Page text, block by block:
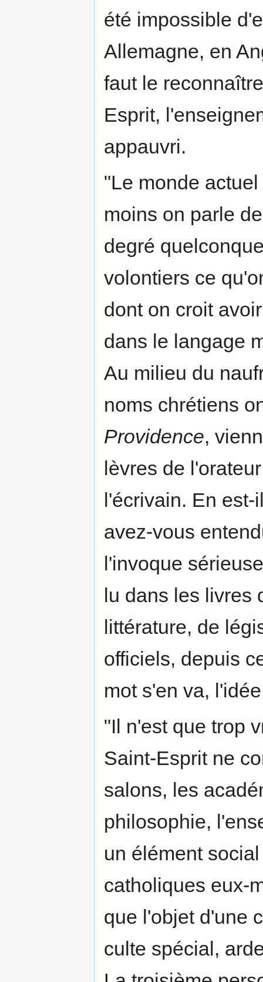
été impossible
Allemagne, en
faut le
Esprit,
appauvri.
"Le monde
moins on parle
degré
volontiers ce
dont on croit
dans le langage
Au milieu du
noms chrétiens
Providence,
lèvres de
l'écrivain. En
avez-vous
l'invoque
lu dans les livres
littérature, de
officiels, depuis
mot s'en va,
"Il n'est que trop
Saint-Esprit ne
salons, les
philosophie,
un élément
catholiques eux-
que l'objet d'une
culte spécial,